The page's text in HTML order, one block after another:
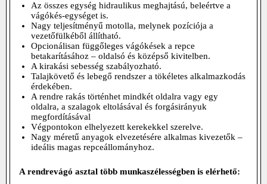
Az összes egység hidraulikus meghajtású, beleértve a
vágókés-egységet is.
Nagy teljesítményű motolla, melynek pozíciója a
vezetőfülkéből állítható.
Opcionálisan függőleges vágókések a repce
betakarításához – oldalsó és középső kivitelben.
A kirakási sebesség szabályozható.
Talajkövető és lebegő rendszer a tökéletes alkalmazkodás
érdekében.
A rendre rakás történhet mindkét oldalra vagy egy
oldalra, a szalagok eltolásával és forgásirányuk
megfordításával
Végpontokon elhelyezett kerekekkel szerelve.
Nagy méretű anyagok elvezetésére alkalmas kivezetők –
ideális magas repceállományhoz.
A rendrevágó asztal több munkaszélességben is elérhető: